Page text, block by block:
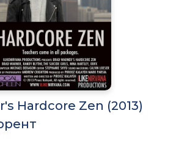
Hardcore Zen (2013)